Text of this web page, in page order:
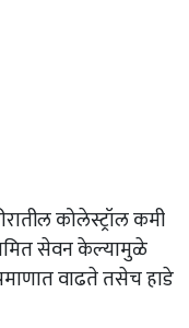
कोलेस्ट्रॉल कमी
सेवन केल्यामुळे
वाढते तसेच हाडे